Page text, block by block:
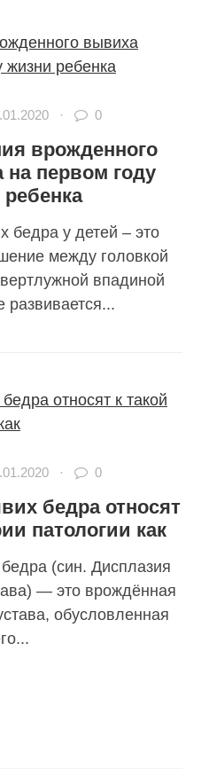
· 0
врожденного
первом году
бедра у детей – это
между головкой
впадиной
развивается...
· 0
бедра относят
патологии как
(син. Дисплазия
— это врождённая
обусловленная